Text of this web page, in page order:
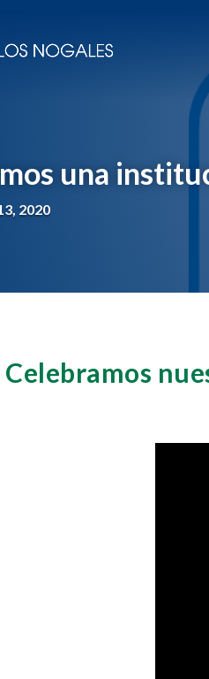
una
2020
Celebramos